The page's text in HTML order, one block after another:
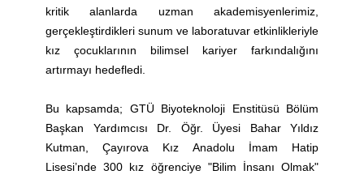
kritik alanlarda uzman akademisyenlerimiz,
gerçekleştirdikleri sunum ve laboratuvar etkinlikleriyle
kız çocuklarının bilimsel kariyer farkındalığını
artırmayı hedefledi.
Bu kapsamda; GTÜ Biyoteknoloji Enstitüsü Bölüm
Başkan Yardımcısı Dr. Öğr. Üyesi Bahar Yıldız
Kutman, Çayırova Kız Anadolu İmam Hatip
Lisesi’nde 300 kız öğrenciye "Bilim İnsanı Olmak"